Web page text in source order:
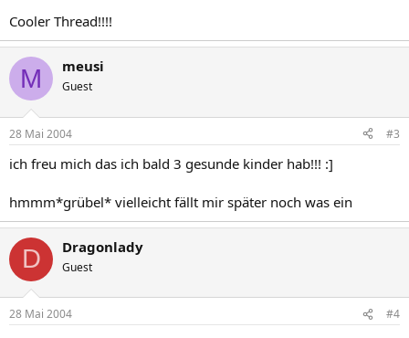
Cooler Thread!!!!
M meusi
Guest
28 Mai 2004 #3
ich freu mich das ich bald 3 gesunde kinder hab!!! :]
hmmm*grübel* vielleicht fällt mir später noch was ein
D Dragonlady
Guest
28 Mai 2004 #4